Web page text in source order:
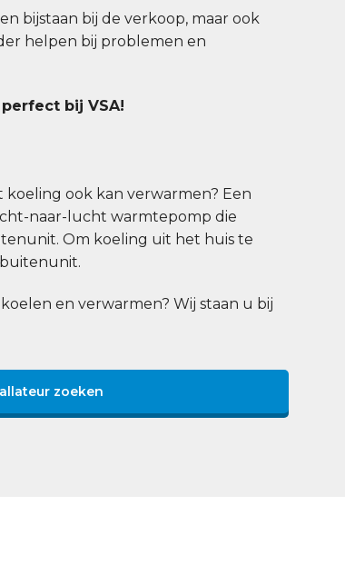
bijstaan bij de verkoop, maar ook
helpen bij problemen en
bij VSA!
koeling ook kan verwarmen? Een
naar-lucht warmtepomp die
Om koeling uit het huis te
en verwarmen? Wij staan u bij
zoeken